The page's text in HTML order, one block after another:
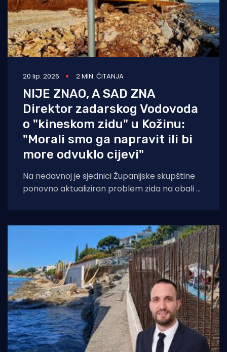
20 lip. 2026 2 MIN. ČITANJA
NIJE ZNAO, A SAD ZNA
Direktor zadarskog Vodovoda
o "kineskom zidu" u Kožinu:
"Morali smo ga napravit ili bi
more odvuklo cijevi"
Na nedavnoj je sjednici Županijske skupštine
ponovno aktualiziran problem zida na obali u